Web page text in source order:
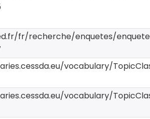
fr/recherche/enquetes/
vocabulary/
vocabulary/